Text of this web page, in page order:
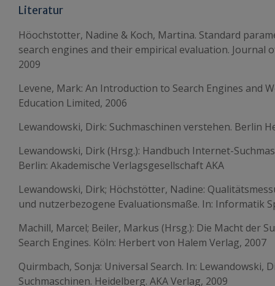
Literatur
Höochstotter, Nadine & Koch, Martina. Standard
search engines and their empirical evaluation. Journal
2009
Levene, Mark: An Introduction to Search Engines and
Education Limited, 2006
Lewandowski, Dirk: Suchmaschinen verstehen. Berlin
Lewandowski, Dirk (Hrsg.): Handbuch Internet-
Berlin: Akademische Verlagsgesellschaft AKA
Lewandowski, Dirk; Höchstötter, Nadine:
und nutzerbezogene Evaluationsmaße. In: Informatik
Machill, Marcel; Beiler, Markus (Hrsg.): Die Macht der
Search Engines. Köln: Herbert von Halem Verlag, 2007
Quirmbach, Sonja: Universal Search. In: Lewandowski,
Suchmaschinen. Heidelberg. AKA Verlag, 2009